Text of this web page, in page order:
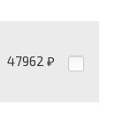
47962 ₽